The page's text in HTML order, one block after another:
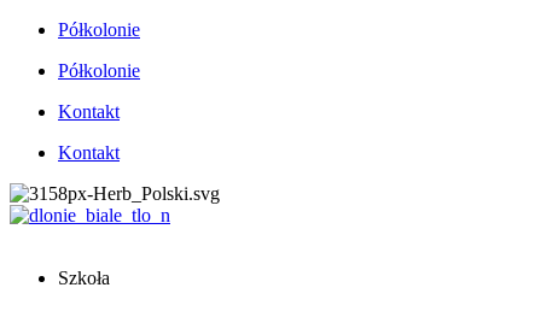
Półkolonie
Półkolonie
Kontakt
Kontakt
Szkoła